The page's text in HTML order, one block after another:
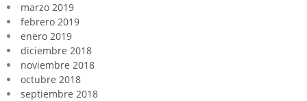
marzo 2019
febrero 2019
enero 2019
diciembre 2018
noviembre 2018
octubre 2018
septiembre 2018